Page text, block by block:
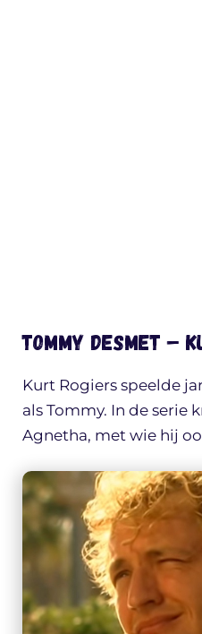
Tommy Desmet –
Kurt Rogiers speelde
als Tommy. In de serie
Agnetha, met wie hij